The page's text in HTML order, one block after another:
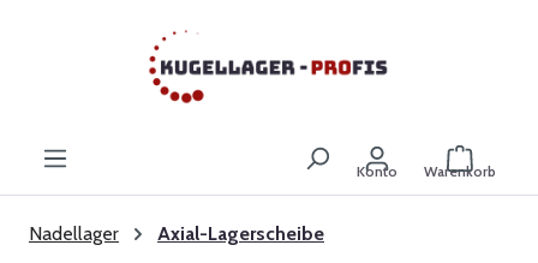
Zum Hauptinhalt springen
Konto Warenkorb
Nadellager Axial-Lagerscheibe